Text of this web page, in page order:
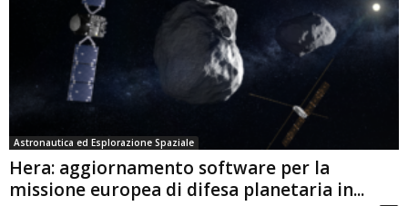
Astronautica ed Esplorazione Spaziale
Hera: aggiornamento software per la
missione europea di difesa planetaria in...